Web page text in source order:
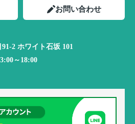
お問い合わせ
2 ホワイト石坂 101
～18:00